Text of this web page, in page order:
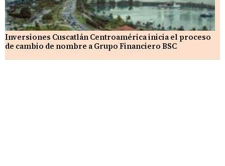
Inversiones Cuscatlán Centroamérica inicia el proceso
de cambio de nombre a Grupo Financiero BSC